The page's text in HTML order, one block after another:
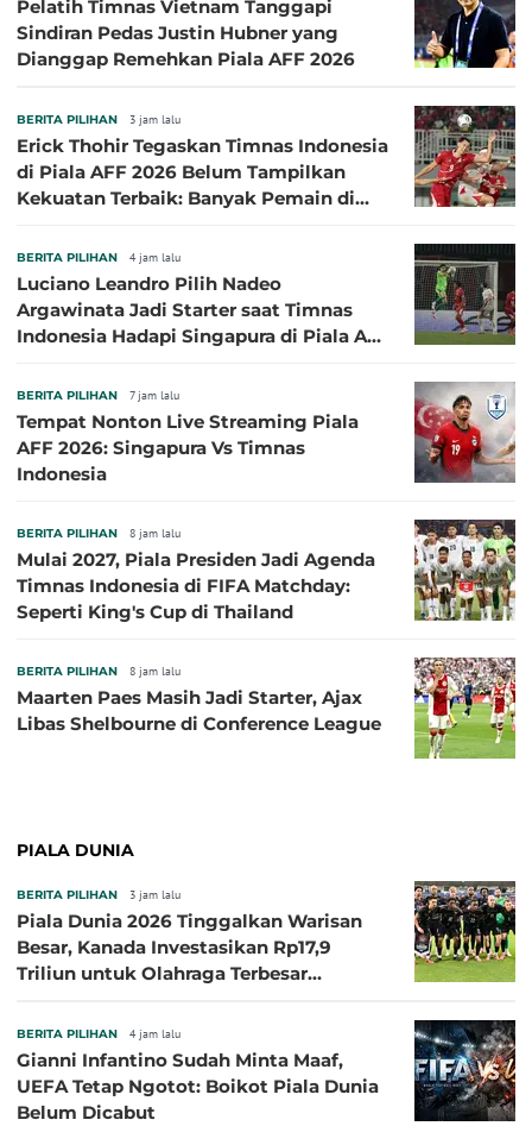
Pelatih Timnas Vietnam Tanggapi
Sindiran Pedas Justin Hubner yang
Dianggap Remehkan Piala AFF 2026
BERITA PILIHAN 3 jam lalu
Erick Thohir Tegaskan Timnas Indonesia
di Piala AFF 2026 Belum Tampilkan
Kekuatan Terbaik: Banyak Pemain di
BERITA PILIHAN 4 jam lalu
Luciano Leandro Pilih Nadeo
Argawinata Jadi Starter saat Timnas
Indonesia Hadapi Singapura di Piala AFF
BERITA PILIHAN 7 jam lalu
Tempat Nonton Live Streaming Piala
AFF 2026: Singapura Vs Timnas
Indonesia
BERITA PILIHAN 8 jam lalu
Mulai 2027, Piala Presiden Jadi Agenda
Timnas Indonesia di FIFA Matchday:
Seperti King's Cup di Thailand
BERITA PILIHAN 8 jam lalu
Maarten Paes Masih Jadi Starter, Ajax
Libas Shelbourne di Conference League
PIALA DUNIA
BERITA PILIHAN 3 jam lalu
Piala Dunia 2026 Tinggalkan Warisan
Besar, Kanada Investasikan Rp17,9
Triliun untuk Olahraga Terbesar
BERITA PILIHAN 4 jam lalu
Gianni Infantino Sudah Minta Maaf,
UEFA Tetap Ngotot: Boikot Piala Dunia
Belum Dicabut